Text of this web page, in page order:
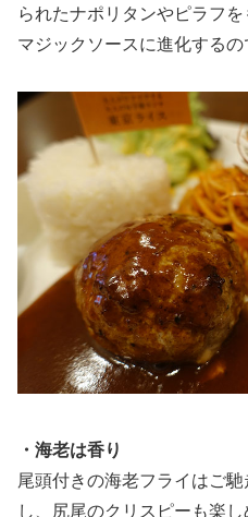
られたナポリタンやピラフ
マジックソースに進化するの
・海老は香り
尾頭付きの海老フライはご
し、尻尾のクリスピーも楽